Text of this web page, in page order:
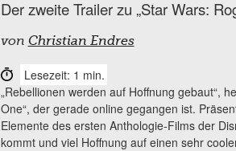
Der zweite Trailer zu „Star Wars:
von Christian Endres
Lesezeit: 1 min.
„Rebellionen werden auf Hoffnung gebaut“,
One“, der gerade online gegangen ist.
Elemente des ersten Anthologie-Films der
kommt und viel Hoffnung auf einen sehr